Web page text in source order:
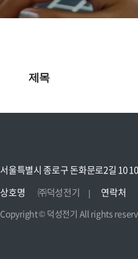
제목
서울특별시 종로구 돈화문로2길 10
상호명
㈜덕성전기 연락처
Copyright © 덕성전기 All rights